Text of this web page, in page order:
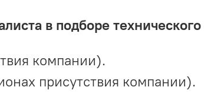
в подборе
компании).
присутствия компании).